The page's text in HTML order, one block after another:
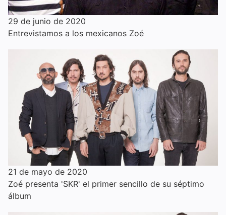
29 de junio de 2020
Entrevistamos a los mexicanos Zoé
21 de mayo de 2020
Zoé presenta 'SKR' el primer sencillo de su séptimo
álbum